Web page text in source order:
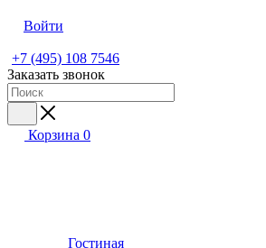
Войти
+7 (495) 108 7546
Заказать звонок
Корзина 0
Гостиная